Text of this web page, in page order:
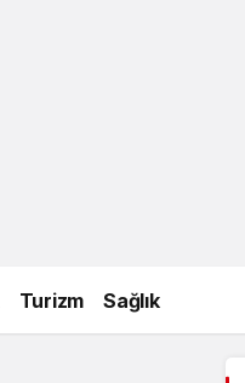
Turizm Sağlık